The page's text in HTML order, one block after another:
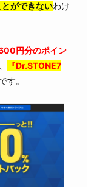
とができないわけ
円分のポイン
『Dr.STONE7
す。